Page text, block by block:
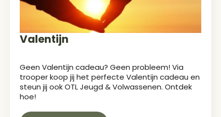
Valentijn
Geen Valentijn cadeau? Geen probleem! Via
trooper koop jij het perfecte Valentijn cadeau en
steun jij ook OTL Jeugd & Volwassenen. Ontdek
hoe!